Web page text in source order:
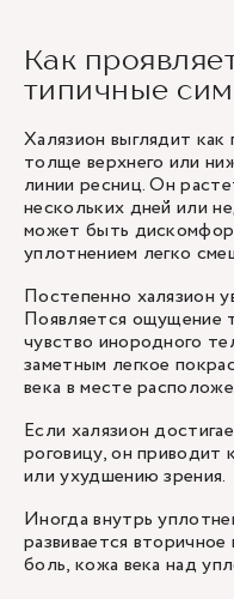
Как
типичные
Халязион выглядит
толще верхнего или
линии ресниц. Он
нескольких дней или
может быть
уплотнением легко
Постепенно халязион
Появляется ощущение
чувство инородного
заметным легкое
века в месте
Если халязион
роговицу, он приводит
или ухудшению зрения.
Иногда внутрь
развивается
боль, кожа века над